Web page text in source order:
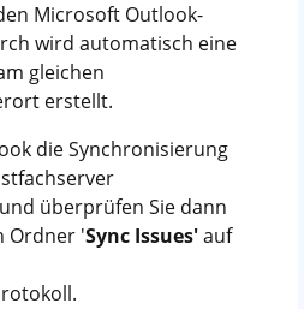
Microsoft Outlook-
wird automatisch eine
gleichen
erstellt.
die Synchronisierung
überprüfen Sie dann
Ordner 'Sync Issues'auf